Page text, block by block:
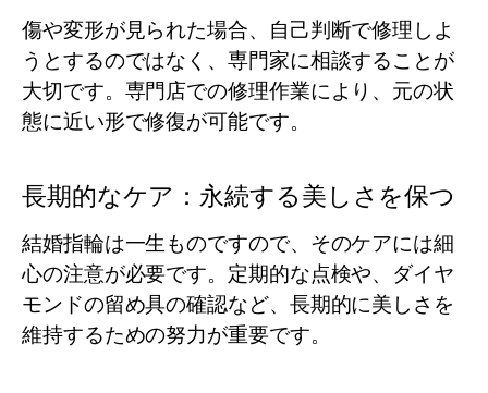
傷や変形が見られた場合、自己判断で修理しよ
うとするのではなく、専門家に相談することが
大切です。専門店での修理作業により、元の状
態に近い形で修復が可能です。
長期的なケア：永続する美しさを保つ
結婚指輪は一生ものですので、そのケアには細
心の注意が必要です。定期的な点検や、ダイヤ
モンドの留め具の確認など、長期的に美しさを
維持するための努力が重要です。